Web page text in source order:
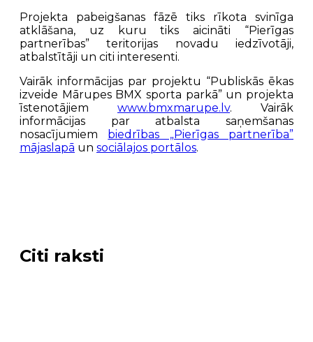
Projekta pabeigšanas fāzē tiks rīkota svinīga
atklāšana, uz kuru tiks aicināti “Pierīgas
partnerības” teritorijas novadu iedzīvotāji,
atbalstītāji un citi interesenti.
Vairāk informācijas par projektu “Publiskās ēkas
izveide Mārupes BMX sporta parkā” un projekta
īstenotājiem www.bmxmarupe.lv. Vairāk
informācijas par atbalsta saņemšanas
nosacījumiem biedrības „Pierīgas partnerība”
mājaslapā un sociālajos portālos.
Citi raksti